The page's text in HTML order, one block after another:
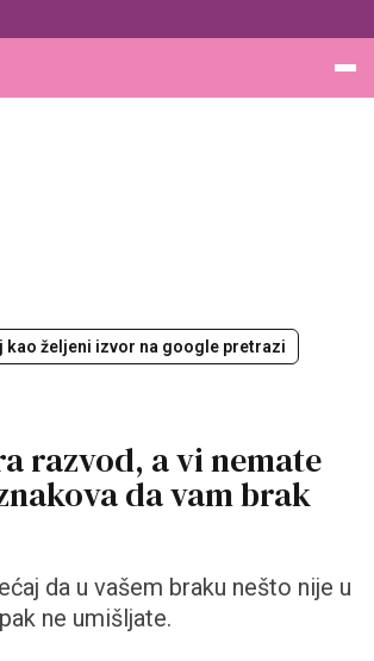
kao željeni izvor na google pretrazi
razvod, a vi nemate
da vam brak
da u vašem braku nešto nije u
ne umišljate.